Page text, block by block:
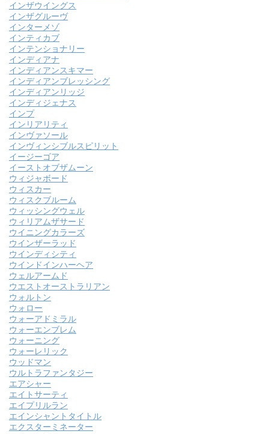
インザウイングス
インザグルーヴ
インターメゾ
インティカブ
インテンショナリー
インディアナ
インディアンスキマー
インディアンブレッシング
インディアンリッジ
インディジェナス
インプ
インリアリティ
インヴァソール
インヴィンシブルスピリット
イージーゴア
イーストオブザムーン
ウィジャボード
ウィスカー
ウィスクブルーム
ウィッシングウェル
ウィリアムザサード
ウイニングカラーズ
ウインザーラッド
ウインディシティ
ウインドインハーヘア
ウェルアームド
ウエストオーストラリアン
ウォルトン
ウォロー
ウォーアドミラル
ウォーエンブレム
ウォーニング
ウォーレリック
ウッドマン
ウルトラファンタジー
エアシャー
エイトサーティ
エイプリルラン
エインシャントタイトル
エクスターミネーター